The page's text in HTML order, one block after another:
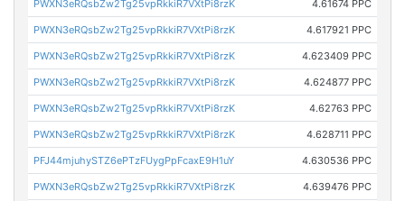
PWXN3eRQsbZw2Tg25vpRkkiR7VXtPi8rzK 4.61674 PPC
PWXN3eRQsbZw2Tg25vpRkkiR7VXtPi8rzK 4.617921 PPC
PWXN3eRQsbZw2Tg25vpRkkiR7VXtPi8rzK 4.623409 PPC
PWXN3eRQsbZw2Tg25vpRkkiR7VXtPi8rzK 4.624877 PPC
PWXN3eRQsbZw2Tg25vpRkkiR7VXtPi8rzK 4.62763 PPC
PWXN3eRQsbZw2Tg25vpRkkiR7VXtPi8rzK 4.628711 PPC
PFJ44mjuhySTZ6ePTzFUygPpFcaxE9H1uY 4.630536 PPC
PWXN3eRQsbZw2Tg25vpRkkiR7VXtPi8rzK 4.639476 PPC